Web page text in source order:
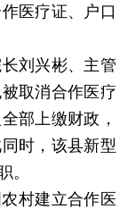
医疗证、户口
刘兴彬、主管
取消合作医疗
部上缴财政，
时，该县新型
。
村建立合作医